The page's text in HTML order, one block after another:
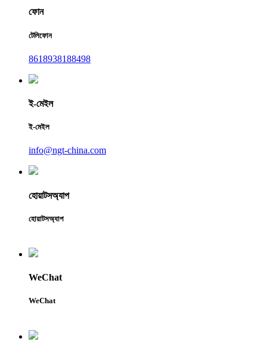
ফোন
টেলিফোন
8618938188498
ই-মেইল
ই-মেইল
info@ngt-china.com
হোয়াটসঅ্যাপ
হোয়াটসঅ্যাপ
WeChat
WeChat